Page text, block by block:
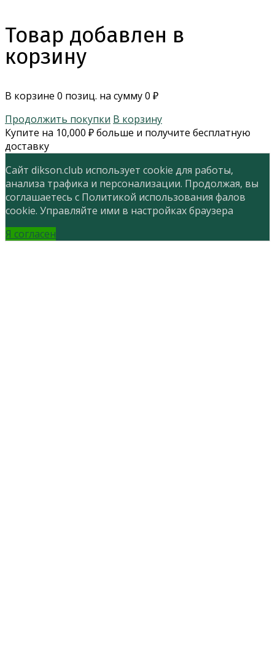
Товар добавлен в
корзину
В корзине 0 позиц. на сумму0 ₽
Продолжить покупки В корзину
Купите на 10,000 ₽больше и получите бесплатную
доставку
Сайт dikson.club использует cookie для работы,
анализа трафика и персонализации. Продолжая, вы
соглашаетесь с Политикой использования фалов
cookie. Управляйте ими в настройках браузера
Я согласен